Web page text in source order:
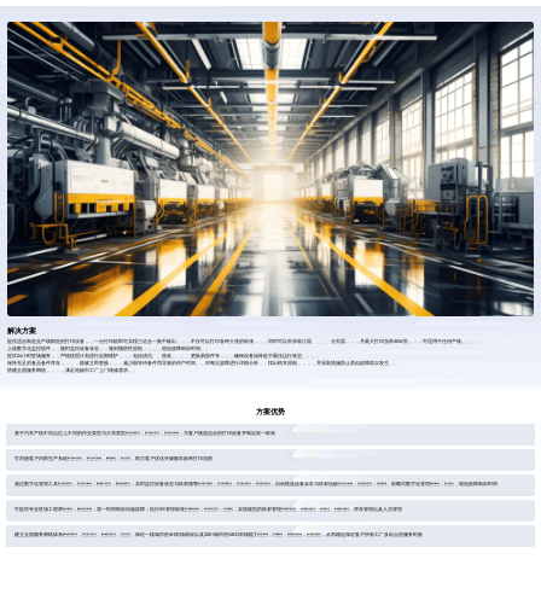
解决方案
提供适合制造业产线耐造的打印设备，，一台打印机即可实现三证合一集中输出，，，不仅可以打印各种介质的纸张，，，同时可以外加装订器、、、、分页器，，，月最大打印负荷30W页，，，可适用于任何产线。。。。
上线数字化监控软件，，随时监控设备状态，，做到预防性巡检，，，，缩短故障响应时间。。
提供24小时驻场服务，，严格按照计划进行定期维护，，，包括清洁、、校准、、、、更换易损件等，，，确保设备始终处于最佳运行状态。。。。
保持充足的备品备件库存，，，，能够立即更换，，，减少因等待备件而导致的停产时间。。对每次故障进行详细分析，，找出根本原因，，，，并采取措施防止类似故障再次发生。。
搭建全国服务网络，，，，满足地级市工厂上门维修需求。。
方案优势
基于汽车产线不同点位上不同的作业类型与介质类型，，，为客户挑选适合的打印设备并制定统一标准
可对接客户内部生产系统，，，，助力客户优化升级随车跟单打印流程
通过数字化管理工具，，，，实时监控设备状态与耗材预警，，，，自动推送设备异常与耗材短缺，，，前瞻式数字化管理，，缩短故障响应时间
可提供专业驻场工程师，，第一时间响应问题故障；执行5S管理标准，，，实现规范的耗材管理、、、、库存管理以及人员管理
建立全国服务网络体系，，，，保证一线城市的4H到场响应以及200+城市的NBD到场能力，，，，从而稳定保证客户所有工厂及站点的服务时效